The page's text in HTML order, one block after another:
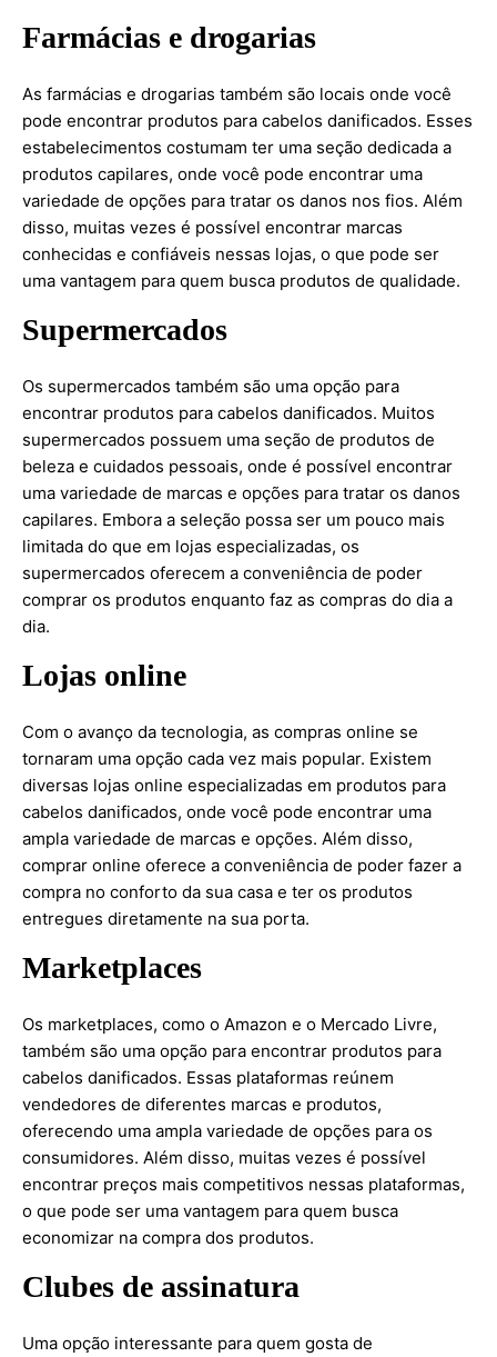
Farmácias e drogarias
As farmácias e drogarias também são locais onde você
pode encontrar produtos para cabelos danificados. Esses
estabelecimentos costumam ter uma seção dedicada a
produtos capilares, onde você pode encontrar uma
variedade de opções para tratar os danos nos fios. Além
disso, muitas vezes é possível encontrar marcas
conhecidas e confiáveis nessas lojas, o que pode ser
uma vantagem para quem busca produtos de qualidade.
Supermercados
Os supermercados também são uma opção para
encontrar produtos para cabelos danificados. Muitos
supermercados possuem uma seção de produtos de
beleza e cuidados pessoais, onde é possível encontrar
uma variedade de marcas e opções para tratar os danos
capilares. Embora a seleção possa ser um pouco mais
limitada do que em lojas especializadas, os
supermercados oferecem a conveniência de poder
comprar os produtos enquanto faz as compras do dia a
dia.
Lojas online
Com o avanço da tecnologia, as compras online se
tornaram uma opção cada vez mais popular. Existem
diversas lojas online especializadas em produtos para
cabelos danificados, onde você pode encontrar uma
ampla variedade de marcas e opções. Além disso,
comprar online oferece a conveniência de poder fazer a
compra no conforto da sua casa e ter os produtos
entregues diretamente na sua porta.
Marketplaces
Os marketplaces, como o Amazon e o Mercado Livre,
também são uma opção para encontrar produtos para
cabelos danificados. Essas plataformas reúnem
vendedores de diferentes marcas e produtos,
oferecendo uma ampla variedade de opções para os
consumidores. Além disso, muitas vezes é possível
encontrar preços mais competitivos nessas plataformas,
o que pode ser uma vantagem para quem busca
economizar na compra dos produtos.
Clubes de assinatura
Uma opção interessante para quem gosta de